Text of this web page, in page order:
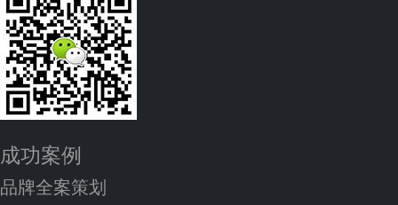
成功案例
品牌全案策划